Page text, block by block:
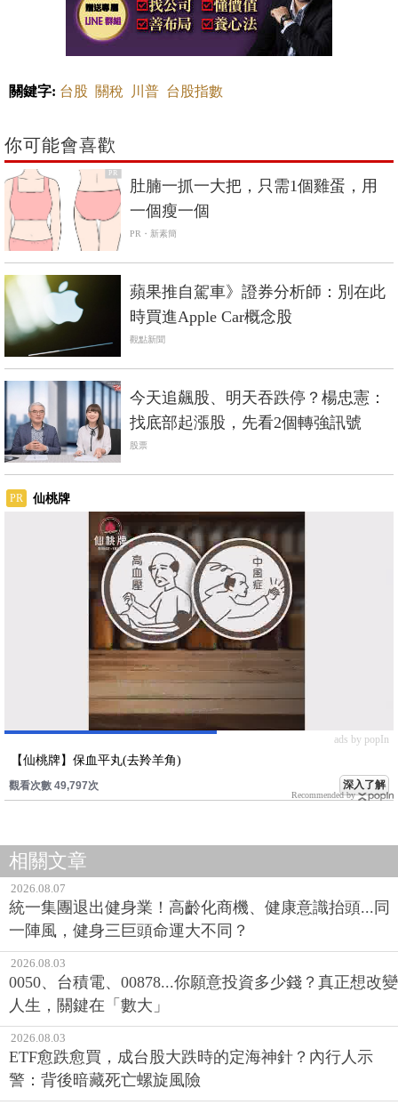
關鍵字: 台股 關稅 川普 台股指數
你可能會喜歡
PR
肚腩一抓一大把，只需1個雞蛋，用
一個瘦一個
PR・新素簡
蘋果推自駕車》證券分析師：別在此
時買進Apple Car概念股
觀點新聞
今天追飆股、明天吞跌停？楊忠憲：
找底部起漲股，先看2個轉強訊號
股票
PR 仙桃牌
ads by popIn
【仙桃牌】保血平丸(去羚羊角)
觀看次數 49,797次 深入了解
Recommended by
相關文章
2026.08.07
統一集團退出健身業！高齡化商機、健康意識抬頭...同
一陣風，健身三巨頭命運大不同？
2026.08.03
0050、台積電、00878...你願意投資多少錢？真正想改變
人生，關鍵在「數大」
2026.08.03
ETF愈跌愈買，成台股大跌時的定海神針？內行人示
警：背後暗藏死亡螺旋風險